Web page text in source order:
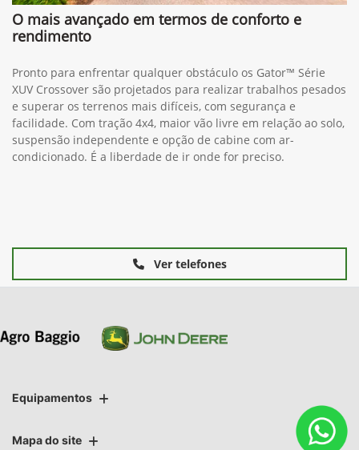
O mais avançado em termos de conforto e
rendimento
Pronto para enfrentar qualquer obstáculo os Gator™ Série
XUV Crossover são projetados para realizar trabalhos pesados
e superar os terrenos mais difíceis, com segurança e
facilidade. Com tração 4x4, maior vão livre em relação ao solo,
suspensão independente e opção de cabine com ar-
condicionado. É a liberdade de ir onde for preciso.
Ver telefones
Equipamentos
Mapa do site